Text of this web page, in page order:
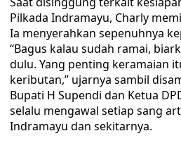
Pilkada Indramayu, Charly
Ia menyerahkan sepenuhnya
“Bagus kalau sudah ramai,
dulu. Yang penting keramaian
keributan,” ujarnya sambil
Bupati H Supendi dan Ketua
selalu mengawal setiap sang
Indramayu dan sekitarnya.